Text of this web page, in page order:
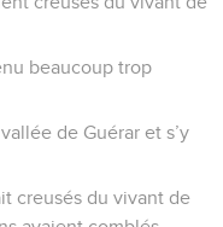
beaucoup trop
de Guérar et s’y
creusés du vivant de